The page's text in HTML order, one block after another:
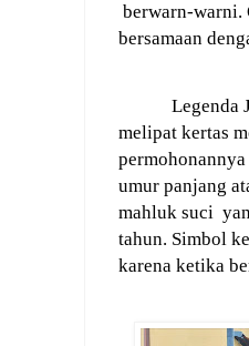
berwarn-warni.
bersamaan
Legenda
melipat kertas
umur panjang
mahluk suci
tahun. Simbol
karena ketika